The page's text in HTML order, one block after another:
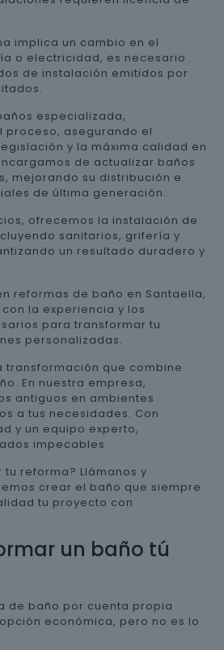
implica un cambio en el
o electricidad, es necesario
de instalación emitidos por
especializada,
proceso, asegurando el
y la máxima calidad en
de actualizar baños
mejorando su distribución e
de última generación.
ofrecemos la instalación de
sanitarios, grifería y
un resultado duradero y
reformas de baño en Santaella,
la experiencia y los
para transformar tu
personalizadas.
transformación que combine
En nuestra empresa,
antiguos en ambientes
a tus necesidades. Con
y un equipo experto,
impecables.
reforma? Llámanos y
crear el baño que siempre
tu proyecto con
un baño tú
de baño por cuenta propia
económica, pero no es lo